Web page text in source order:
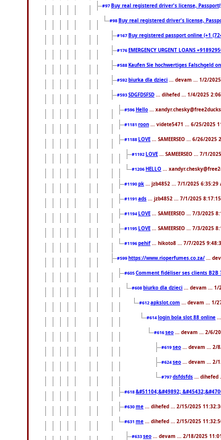
#97Buy real registered driver's license,
#98Buy real registered driver's license,
#167Buy registered passport online (+1
#176EMERGENCY URGENT LOANS
#588Kaufen Sie hochwertiges Falschgeld
#592biurka dla dzieci ... devam ... 1/2/
#593SDGFDSFSD ... dihefed ... 1/4/2025
#596Hello ...
#1181 roon ... videte5471 ... 6/25/2025
#1188LOVE ... SAMEERSEO ... 6/26/2025
#1192LOVE ... SAMEERSEO ... 7/1/
#1206HELLO ...
#1190pk ... jzb4852 ... 7/1/2025 6:35:29
#1191 ads ... jzb4852 ... 7/1/2025
#1194LOVE ... SAMEERSEO ... 7/3/2025
#1195LOVE ... SAMEERSEO ... 7/3/2025
#1196pehif ... hikoto8 ... 7/7/2025
#599https://www.rioperfumes.co.za/ ...
#605Comment fidéliser ses clients B2B
#608biurko dla dzieci ... devam ... 1/
#612apkslot.com ... devam ... 1/
#614login bola slot 88 online
#616seo ... devam ... 2/6/
#619seo ... devam ... 2/
#624seo ... devam ... 2/
#797dsfdsfds ... dihefed
#618&#51104;&#49892;
#630me ... dihefed ... 2/15/2025
#631 me ... dihefed ... 2/15/2025
#633seo ... devam ... 2/18/2025